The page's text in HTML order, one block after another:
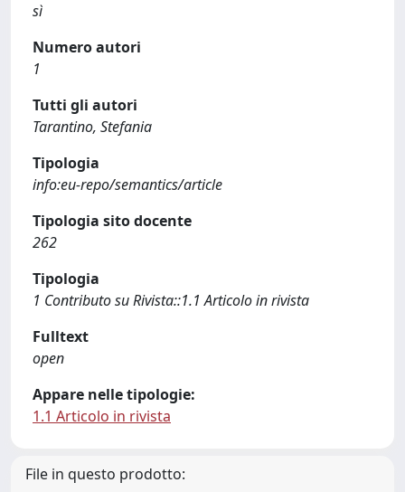
sì
Numero autori
1
Tutti gli autori
Tarantino, Stefania
Tipologia
info:eu-repo/semantics/article
Tipologia sito docente
262
Tipologia
1 Contributo su Rivista::1.1 Articolo in rivista
Fulltext
open
Appare nelle tipologie:
1.1 Articolo in rivista
File in questo prodotto: